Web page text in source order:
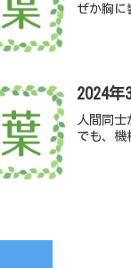
ぜか胸に
2024年
人間同
でも、機